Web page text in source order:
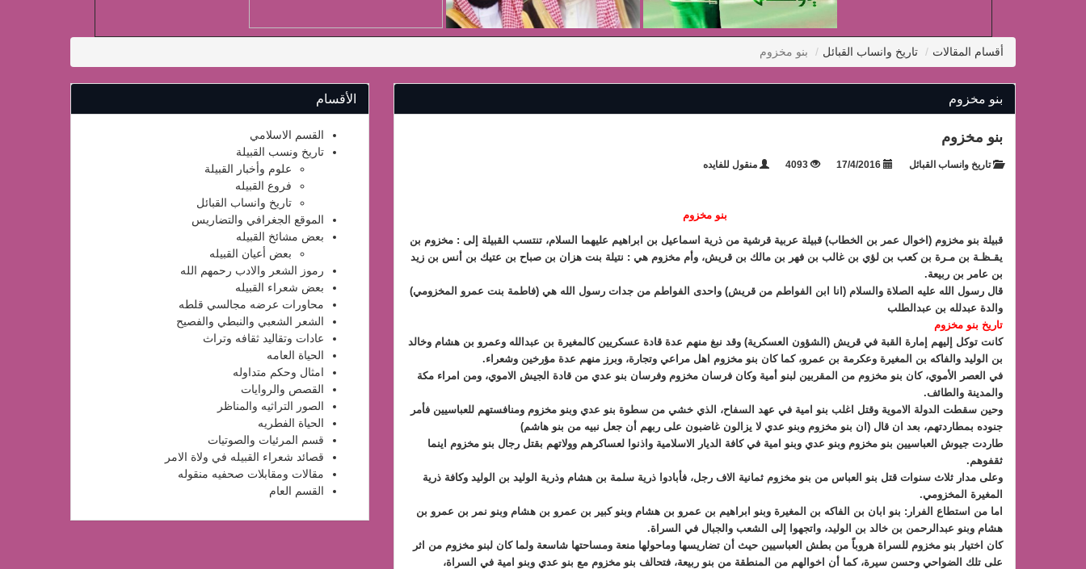
أقسام المقالات تاريخ وانساب القبائل بنو مخزوم
بنو مخزوم
بنو مخزوم
تاريخ وانساب القبائل 4093 منقول للفايده
بنو مخزوم
قبيلة بنو مخزوم (اخوال عمر بن الخطاب) قبيلة عربية قرشية من ذرية اسماعيل بن ابراهيم عليهما السلام، تنتسب القبيلة إلى : مخزوم بن
يقـظـة بن مـرة بن كعب بن لؤي بن غالب بن فهر بن مالك بن قريش، وأم مخزوم هي : نتيلة بنت هزان بن صباح بن عتيك بن أنس بن زيد
بن عامر بن ربيعة.
قال رسول الله عليه الصلاة والسلام (انا ابن الفواطم من قريش) واحدى الفواطم من جدات رسول الله هي (فاطمة بنت عمرو المخزومي)
والدة عبدلله بن عبدالطلب
تاريخ بنو مخزوم
كانت توكل إليهم إمارة القبة في قريش (الشؤون العسكرية) وقد نبغ منهم عدة قادة عسكريين كالمغيرة بن عبدالله وعمرو بن هشام وخالد
بن الوليد والفاكه بن المغيرة وعكرمة بن عمرو، كما كان بنو مخزوم اهل مراعي وتجارة، وبرز منهم عدة مؤرخين وشعراء.
في العصر الأموي، كان بنو مخزوم من المقربين لبنو أمية وكان فرسان مخزوم وفرسان بنو عدي من قادة الجيش الاموي، ومن امراء مكة
والمدينة والطائف.
وحين سقطت الدولة الاموية وقتل اغلب بنو امية في عهد السفاح، الذي خشي من سطوة بنو عدي وبنو مخزوم ومنافستهم للعباسيين فأمر
جنوده بمطاردتهم، بعد ان قال (ان بنو مخزوم وبنو عدي لا يزالون غاضبون على ربهم أن جعل نبيه من بنو هاشم)
طاردت جيوش العباسيين بنو مخزوم وبنو عدي وبنو امية في كافة الديار الاسلامية واذنوا لعساكرهم وولاتهم بقتل رجال بنو مخزوم اينما
ثقفوهم.
وعلى مدار ثلاث سنوات قتل بنو العباس من بنو مخزوم ثمانية الاف رجل، فأبادوا ذرية سلمة بن هشام وذرية الوليد بن الوليد وكافة ذرية
المغيرة المخزومي.
اما من استطاع الفرار: بنو ابان بن الفاكه بن المغيرة وبنو ابراهيم بن عمرو بن هشام وبنو كبير بن عمرو بن هشام وبنو نمر بن عمرو بن
هشام وبنو عبدالرحمن بن خالد بن الوليد، واتجهوا إلى الشعب والجبال في السراة.
كان اختيار بنو مخزوم للسراة هروباً من بطش العباسيين حيث أن تضاريسها وماحولها منعة ومساحتها شاسعة ولما كان لبنو مخزوم من اثر
على تلك الضواحي وحسن سيرة، كما أن اخوالهم من المنطقة من بنو ربيعة، فتحالف بنو مخزوم مع بنو عدي وبنو امية في السراة،
الأقسام
القسم الاسلامي
تاريخ ونسب القبيلة
علوم وأخبار القبيلة
فروع القبيله
تاريخ وانساب القبائل
الموقع الجغرافي والتضاريس
بعض مشائخ القبيله
بعض أعيان القبيله
رموز الشعر والادب رحمهم الله
بعض شعراء القبيله
محاورات عرضه مجالسي قلطه
الشعر الشعبي والنبطي والفصيح
عادات وتقاليد ثقافه وتراث
الحياة العامه
امثال وحكم متداوله
القصص والروايات
الصور التراثيه والمناظر
الحياة الفطريه
قسم المرئيات والصوتيات
قصائد شعراء القبيله في ولاة الامر
مقالات ومقابلات صحفيه منقوله
القسم العام